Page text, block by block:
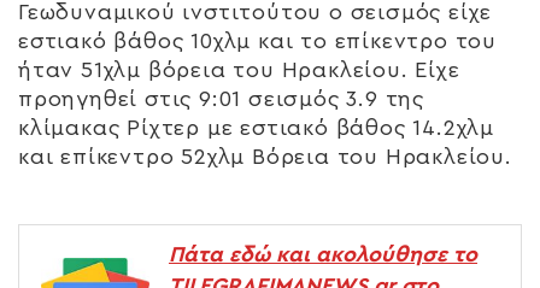
Γεωδυναμικού ινστιτούτου ο σεισμός είχε
εστιακό βάθος 10χλμ και το επίκεντρο του
ήταν 51χλμ βόρεια του Ηρακλείου. Είχε
προηγηθεί στις 9:01 σεισμός 3.9 της
κλίμακας Ρίχτερ με εστιακό βάθος 14.2χλμ
και επίκεντρο 52χλμ Βόρεια του Ηρακλείου.
Πάτα εδώ και ακολούθησε το